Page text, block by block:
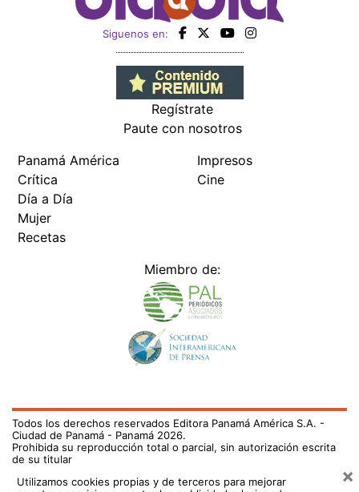
Siguenos en:
Regístrate
Paute con nosotros
Panamá América
Crítica
Día a Día
Mujer
Recetas
Impresos
Cine
Miembro de:
Todos los derechos reservados Editora Panamá América S.A. -
Ciudad de Panamá - Panamá 2026.
Prohibida su reproducción total o parcial, sin autorización escrita
de su titular
Utilizamos cookies propias y de terceros para mejorar
×